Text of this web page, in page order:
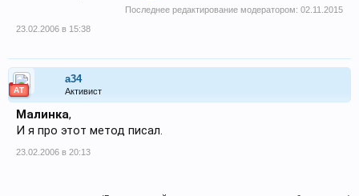
Последнее редактирование модератором: 02.11.2015
23.02.2006 в 15:38
АТ
a34
Активист
Малинка,
И я про этот метод писал.
23.02.2006 в 20:13